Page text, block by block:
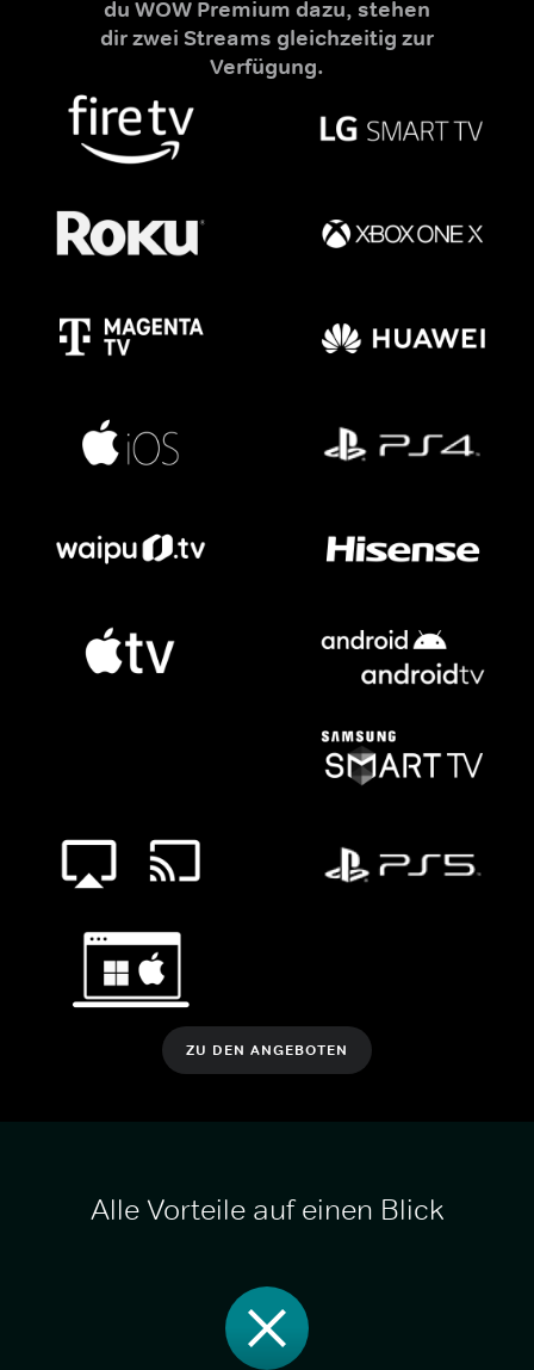
du WOW Premium dazu, stehen
dir zwei Streams gleichzeitig zur
Verfügung.
ZU DEN ANGEBOTEN
Alle Vorteile auf einen Blick